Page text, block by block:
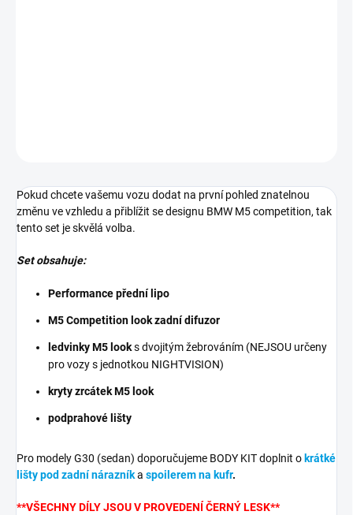
Pokud chcete vašemu vozu dodat na první pohled znatelnou
změnu ve vzhledu a přiblížit se designu BMW M5 competition, tak
tento set je skvělá volba.
Set obsahuje:
Performance přední lipo
M5 Competition look zadní difuzor
ledvinky M5 looks dvojitým žebrováním (NEJSOU určeny
pro vozy s jednotkou NIGHTVISION)
kryty zrcátek M5 look
podprahové lišty
Pro modely G30 (sedan) doporučujeme BODY KIT doplnit o krátké
lišty pod zadní nárazníka spoilerem na kufr.
**VŠECHNY DÍLY JSOU V PROVEDENÍ ČERNÝ LESK**